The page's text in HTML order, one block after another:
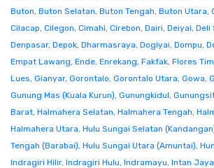
Buton, Buton Selatan, Buton Tengah, Buton Utara,
Cilacap, Cilegon, Cimahi, Cirebon, Dairi, Deiyai, Deli
Denpasar, Depok, Dharmasraya, Dogiyai, Dompu,
Empat Lawang, Ende, Enrekang, Fakfak, Flores
Lues, Gianyar, Gorontalo, Gorontalo Utara, Gowa,
Gunung Mas (Kuala Kurun), Gunungkidul,
Barat, Halmahera Selatan, Halmahera Tengah,
Halmahera Utara, Hulu Sungai Selatan
Tengah (Barabai), Hulu Sungai Utara (Amuntai),
Indragiri Hilir, Indragiri Hulu, Indramayu, Intan Jaya